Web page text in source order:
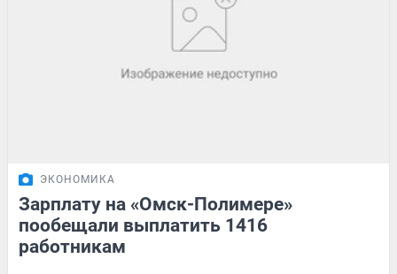
ЭКОНОМИКА
Зарплату на «Омск-Полимере»
пообещали выплатить 1416
работникам